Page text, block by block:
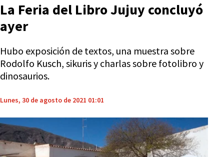
La Feria del Libro Jujuy concluyó
ayer
Hubo exposición de textos, una muestra sobre
Rodolfo Kusch, sikuris y charlas sobre fotolibro y
dinosaurios.
Lunes, 30 de agosto de 2021 01:01